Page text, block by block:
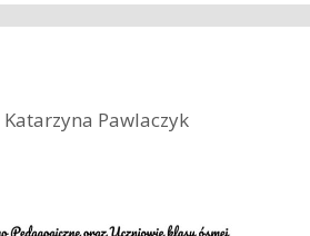
Katarzyna Pawlaczyk